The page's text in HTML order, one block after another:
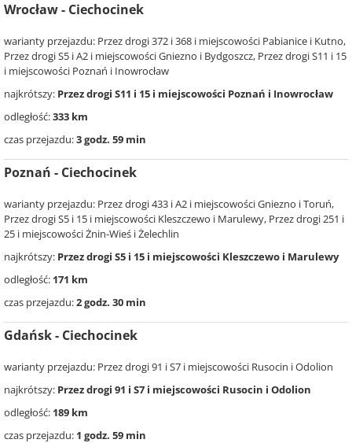
Wrocław - Ciechocinek
warianty przejazdu: Przez drogi 372 i 368 i miejscowości Pabianice i Kutno,
Przez drogi S5 i A2 i miejscowości Gniezno i Bydgoszcz, Przez drogi S11 i 15
i miejscowości Poznań i Inowrocław
najkrótszy: Przez drogi S11 i 15 i miejscowości Poznań i Inowrocław
odległość:333 km
czas przejazdu:3 godz. 59 min
Poznań - Ciechocinek
warianty przejazdu: Przez drogi 433 i A2 i miejscowości Gniezno i Toruń,
Przez drogi S5 i 15 i miejscowości Kleszczewo i Marulewy, Przez drogi 251 i
25 i miejscowości Żnin-Wieś i Żelechlin
najkrótszy: Przez drogi S5 i 15 i miejscowości Kleszczewo i Marulewy
odległość: 171 km
czas przejazdu:2 godz. 30 min
Gdańsk - Ciechocinek
warianty przejazdu: Przez drogi 91 i S7 i miejscowości Rusocin i Odolion
najkrótszy: Przez drogi 91 i S7 i miejscowości Rusocin i Odolion
odległość: 189 km
czas przejazdu: 1 godz. 59 min